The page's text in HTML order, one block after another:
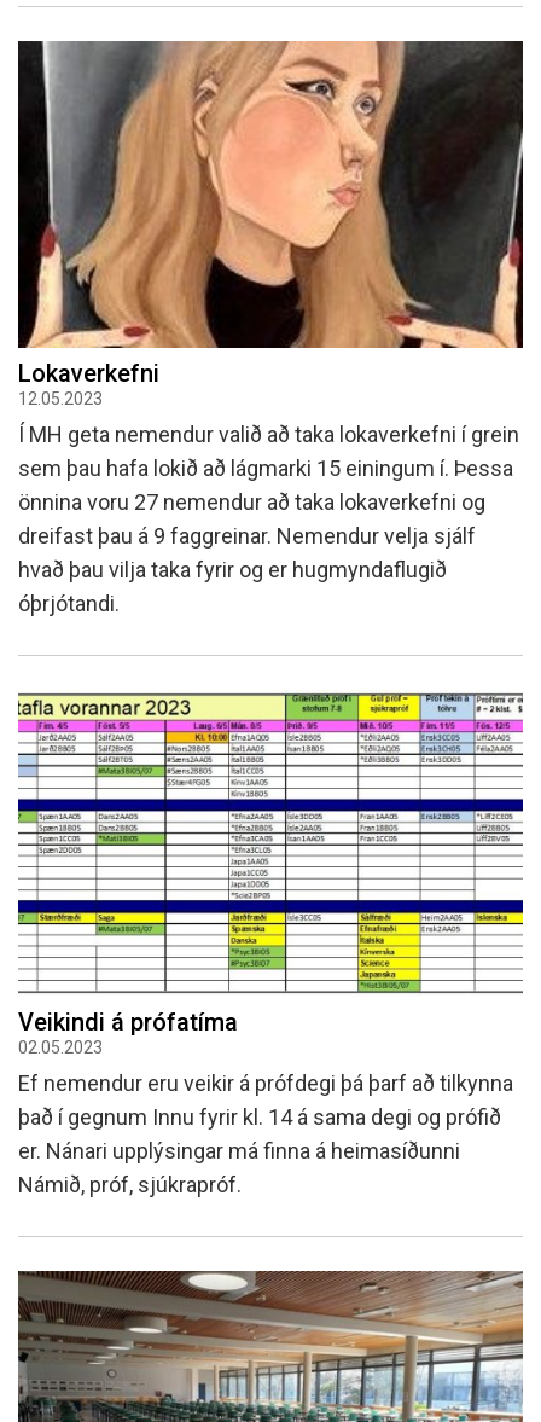
Lokaverkefni
12.05.2023
Í MH geta nemendur valið að taka lokaverkefni í grein
sem þau hafa lokið að lágmarki 15 einingum í. Þessa
önnina voru 27 nemendur að taka lokaverkefni og
dreifast þau á 9 faggreinar. Nemendur velja sjálf
hvað þau vilja taka fyrir og er hugmyndaflugið
óþrjótandi.
Veikindi á prófatíma
02.05.2023
Ef nemendur eru veikir á prófdegi þá þarf að tilkynna
það í gegnum Innu fyrir kl. 14 á sama degi og prófið
er. Nánari upplýsingar má finna á heimasíðunni
Námið, próf, sjúkrapróf.